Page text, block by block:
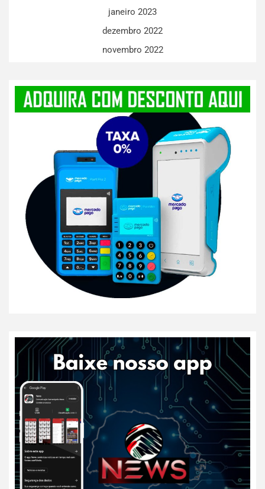
janeiro 2023
dezembro 2022
novembro 2022